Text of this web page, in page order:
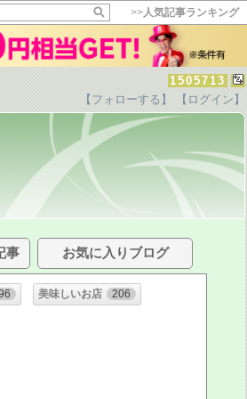
>>人気記事ランキング
1505713
【フォローする】 【ログイン】
事 お気に入りブログ
美味しいお店 206